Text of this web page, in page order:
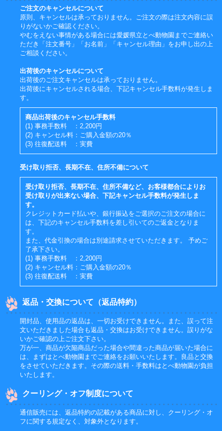
ご注文のキャンセルについて
原則、キャンセルは承っておりません。ご注文の際は注文内容に誤
りがないかご確認ください。
やむをえない事情がある場合には愛媛県立とべ動物園までご連絡い
ただき「注文番号」「お名前」「キャンセル理由」をお申し出の上
ご相談ください。
出荷後のキャンセルについて
出荷後のご注文キャンセルは承っておりません。
出荷後にキャンセルされる場合、下記キャンセル手数料が発生しま
す。
商品出荷後のキャンセル手数料
(1) 事務手数料 ：2,200円
(2) キャンセル料：ご購入金額の20％
(3) 往復配送料 ：実費
受け取り拒否、長期不在、住所不備について
受け取り拒否、長期不在、住所不備など、お客様都合によりお
受け取りが出来ない場合、下記キャンセル手数料が発生しま
す。
クレジットカード払いや、銀行振込をご選択のご注文の場合に
は、下記のキャンセル手数料を差し引いてのご返金となりま
す。
また、代金引換の場合は別途請求させていただきます。 予めご
了承下さい。
(1) 事務手数料 ：2,200円
(2) キャンセル料：ご購入金額の20％
(3) 往復配送料 ：実費
返品・交換について（返品特約）
開封品、使用品の返品は、一切お受けできません。また、誤って注
文いただきました場合も返品・交換はお受けできません。誤りがな
いかご確認の上ご注文下さい。
万が一、商品が欠陥商品だった場合や間違った商品が届いた場合に
は、まずはとべ動物園までご連絡をお願いいたします。良品と交換
をさせていただきます。その際の送料・手数料はとべ動物園が負担
いたします。
クーリング・オフ制度について
通信販売には、返品特約の記載がある商品に対し、クーリング・オ
フに関する規定なく、対象外となります。